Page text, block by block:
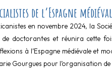
de l’Espagne
en novembre 2024, la
doctorant·es et réunira cette
à l’Espagne médiévale et
Gourgues pour l’organisation de